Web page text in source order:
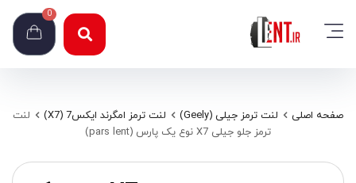
0
صفحه اصلی لنت ترمز جیلی (Geely) لنت ترمز امگرند ایکس7 (X7)
لنت
ترمز جلو جیلی X7 نوع یک پارس (pars lent)